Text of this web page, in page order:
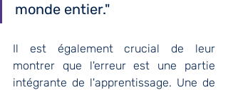
monde entier."
Il est également crucial de leur
montrer que l'erreur est une partie
intégrante de l'apprentissage. Une de